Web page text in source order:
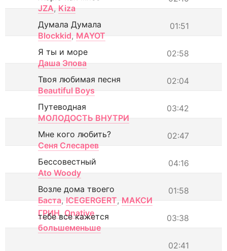
JZA, Kiza
01:51
Думала Думала
Blockkid, MAYOT
02:58
Я ты и море
Даша Эпова
02:04
Твоя любимая песня
Beautiful Boys
03:42
Путеводная
МОЛОДОСТЬ ВНУТРИ
02:47
Мне кого любить?
Сеня Слесарев
04:16
Бессовестный
Ato Woody
01:58
Возле дома твоего
Баста, ICEGERGERT, МАКСИ
ГРИН, Onative 03:38
тебе все кажется
большеменьше
02:41